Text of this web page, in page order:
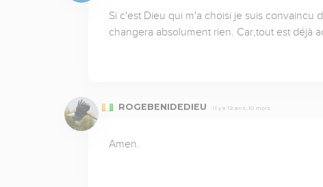
Si c'est Dieu qui m'a choisi je suis convaincu
changera absolument rien. Car,tout est déjà
ROGEBENIDEDIEU Il y a 12 ans, 10 mois
Amen.